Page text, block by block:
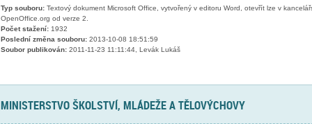
Typ souboru:Textový dokument Microsoft Office, vytvořený v editoru Word, otevřít lze v
OpenOffice.org od verze 2.
Počet stažení:1932
Poslední změna souboru:2013-10-08 18:51:59
Soubor publikován:2011-11-23 11:11:44, Levák Lukáš
MINISTERSTVO ŠKOLSTVÍ, MLÁDEŽE A TĚLOVÝCHOVY